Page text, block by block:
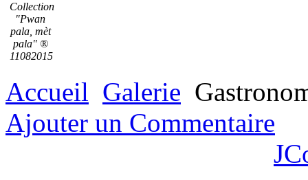
Collection
"Pwan
pala, mèt
pala" ®
11082015
Accueil Galerie
Ajouter un Commentaire